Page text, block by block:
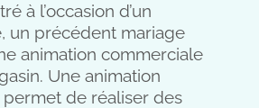
à l’occasion d’un
un précédent mariage
animation commerciale
Une animation
de réaliser des